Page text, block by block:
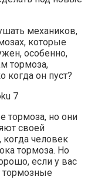
механиков,
которые
особенно,
тормоза,
когда он пуст?
тормоза, но они
своей
человек
тормоза. Но
если у вас
тормозные